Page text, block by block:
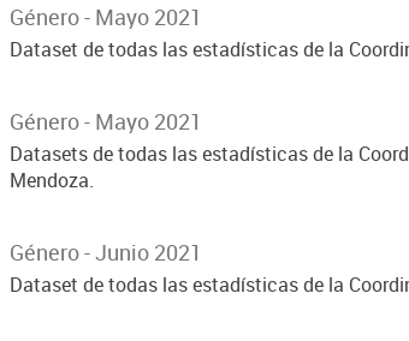
Género - Mayo 2021
Dataset de todas las estadísticas de la
Género - Mayo 2021
Datasets de todas las estadísticas de la
Mendoza.
Género - Junio 2021
Dataset de todas las estadísticas de la